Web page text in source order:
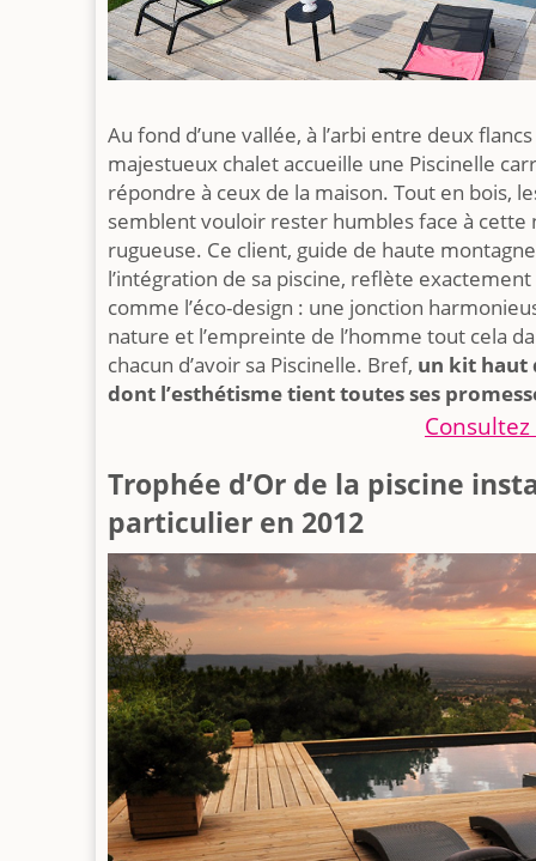
Au fond d’une vallée, à l’arbi entre deux
majestueux chalet accueille une Piscinelle
répondre à ceux de la maison. Tout en bois,
semblent vouloir rester humbles face à
rugueuse. Ce client, guide de haute
l’intégration de sa piscine, reflète
comme l’éco-design : une jonction
nature et l’empreinte de l’homme tout cela
chacun d’avoir sa Piscinelle. Bref, un kit haut
dont l’esthétisme tient toutes ses
Trophée d’Or de la piscine
particulier en 2012